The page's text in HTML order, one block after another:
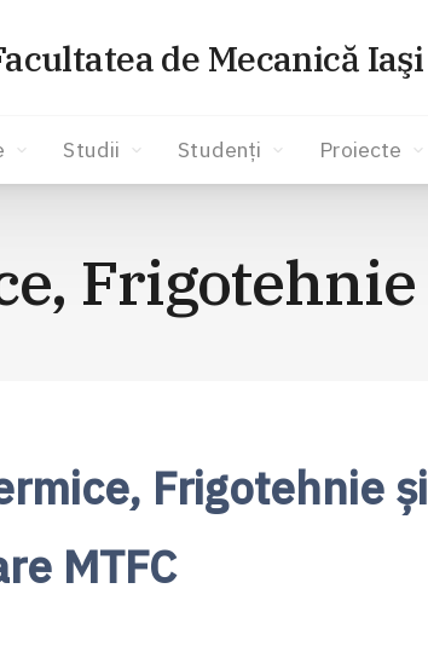
de Mecanică Iaşi
Studii Studenți Proiecte
Frigotehnie şi
MTFC